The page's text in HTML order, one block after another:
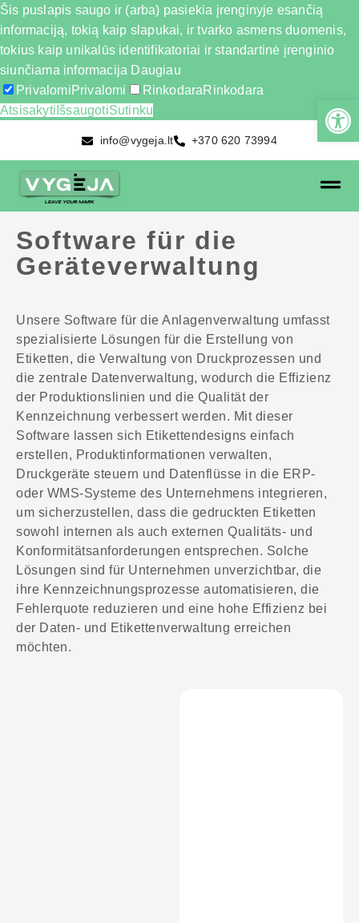
Šis puslapis saugo ir (arba) pasiekia įrenginyje esančią
informaciją, tokią kaip slapukai, ir tvarko asmens duomenis,
tokius kaip unikalūs identifikatoriai ir standartinė įrenginio
siunčiama informacija Daugiau
PrivalomiPrivalomi RinkodaraRinkodara
Atsisakyti IšsaugotiSutinku
info@vygeja.lt +370 620 73994
Software für die
Geräteverwaltung
Unsere Software für die Anlagenverwaltung umfasst
spezialisierte Lösungen für die Erstellung von
Etiketten, die Verwaltung von Druckprozessen und
die zentrale Datenverwaltung, wodurch die Effizienz
der Produktionslinien und die Qualität der
Kennzeichnung verbessert werden. Mit dieser
Software lassen sich Etikettendesigns einfach
erstellen, Produktinformationen verwalten,
Druckgeräte steuern und Datenflüsse in die ERP-
oder WMS-Systeme des Unternehmens integrieren,
um sicherzustellen, dass die gedruckten Etiketten
sowohl internen als auch externen Qualitäts- und
Konformitätsanforderungen entsprechen. Solche
Lösungen sind für Unternehmen unverzichtbar, die
ihre Kennzeichnungsprozesse automatisieren, die
Fehlerquote reduzieren und eine hohe Effizienz bei
der Daten- und Etikettenverwaltung erreichen
möchten.